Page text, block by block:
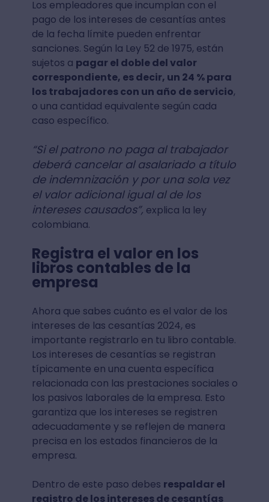
Los empleadores que incumplan con el
pago de los intereses de cesantías antes
de la fecha límite pueden enfrentar
sanciones. Según la Ley 52 de 1975, están
sujetos a pagar el doble del valor
correspondiente, es decir, un 24 % para
los trabajadores con un año de servicio,
o una cantidad equivalente según cada
caso específico.
“Si el patrono no paga al trabajador
deberá cancelar al asalariado a título
de indemnización y por una sola vez
el valor adicional igual al de los
intereses causados”, explica la ley
colombiana.
Registra el valor en los
libros contables de la
empresa
Ahora que sabes cuánto es el valor de los
intereses de las cesantías 2024, es
importante registrarlo en tu libro contable.
Los intereses de cesantías se registran
típicamente en una cuenta específica
relacionada con las prestaciones sociales o
los pasivos laborales de la empresa. Esto
garantiza que los intereses se registren
adecuadamente y se reflejen de manera
precisa en los estados financieros de la
empresa.
Dentro de este paso debes respaldar el
registro de los intereses de cesantías